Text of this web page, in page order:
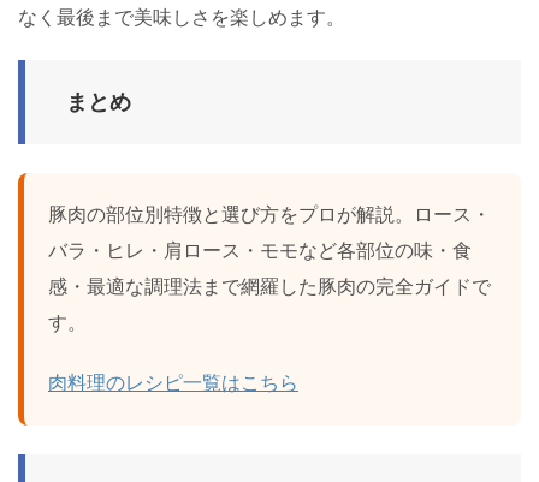
なく最後まで美味しさを楽しめます。
まとめ
豚肉の部位別特徴と選び方をプロが解説。ロース・
バラ・ヒレ・肩ロース・モモなど各部位の味・食
感・最適な調理法まで網羅した豚肉の完全ガイドで
す。
肉料理のレシピ一覧はこちら